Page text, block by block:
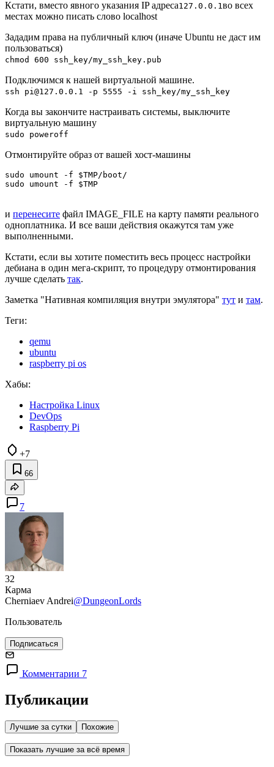
Кстати, вместо явного указания IP адреса127.0.0.1 во всех
местах можно писать слово localhost
Зададим права на публичный ключ (иначе Ubuntu не даст им
пользоваться)
chmod 600 ssh_key/my_ssh_key.pub
Подключимся к нашей виртуальной машине.
ssh pi@127.0.0.1 -p 5555 -i ssh_key/my_ssh_key
Когда вы закончите настраивать системы, выключите
виртуальную машину
sudo poweroff
Отмонтируйте образ от вашей хост-машины
sudo umount -f $TMP/boot/
sudo umount -f $TMP
и перенесите файл IMAGE_FILE на карту памяти реального
одноплатника. И все ваши действия окажутся там уже
выполненными.
Кстати, если вы хотите поместить весь процесс настройки
дебиана в один мега-скрипт, то процедуру отмонтирования
лучше сделать так.
Заметка "Нативная компиляция внутри эмулятора" тут и там.
Теги:
qemu
ubuntu
raspberry pi os
Хабы:
Настройка Linux
DevOps
Raspberry Pi
+7
66
7
32
Карма
Cherniaev Andrei@DungeonLords
Пользователь
Подписаться
Комментарии 7
Публикации
Лучшие за сутки Похожие
Показать лучшие за всё время